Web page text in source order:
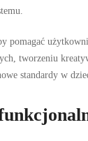
Advanced 3
pomagać
tworzeniu
standardy w